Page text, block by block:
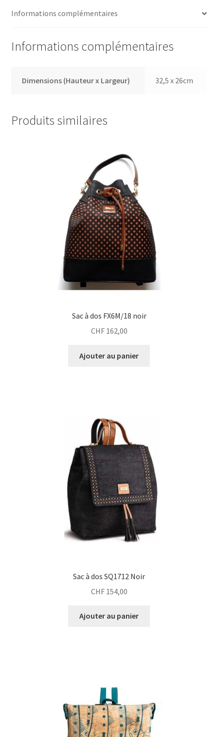
Informations complémentaires
Informations complémentaires
Dimensions (Hauteur x Largeur) 32,5 x 26cm
Produits similaires
Sac à dos FX6M/18 noir
CHF162,00
Ajouter au panier
Sac à dos SQ1712 Noir
CHF154,00
Ajouter au panier